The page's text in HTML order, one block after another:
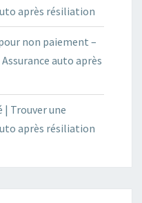
après résiliation
non paiement –
Assurance auto après
Trouver une
après résiliation